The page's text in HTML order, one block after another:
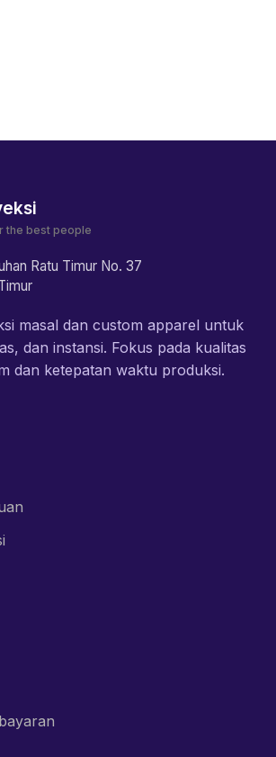
the best people
Ratu Timur No. 37
masal dan custom apparel untuk
dan instansi. Fokus pada kualitas
dan ketepatan waktu produksi.